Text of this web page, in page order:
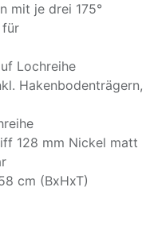
mit je drei 175°
für
Lochreihe
Hakenbodenträgern,
128 mm Nickel matt
cm (BxHxT)